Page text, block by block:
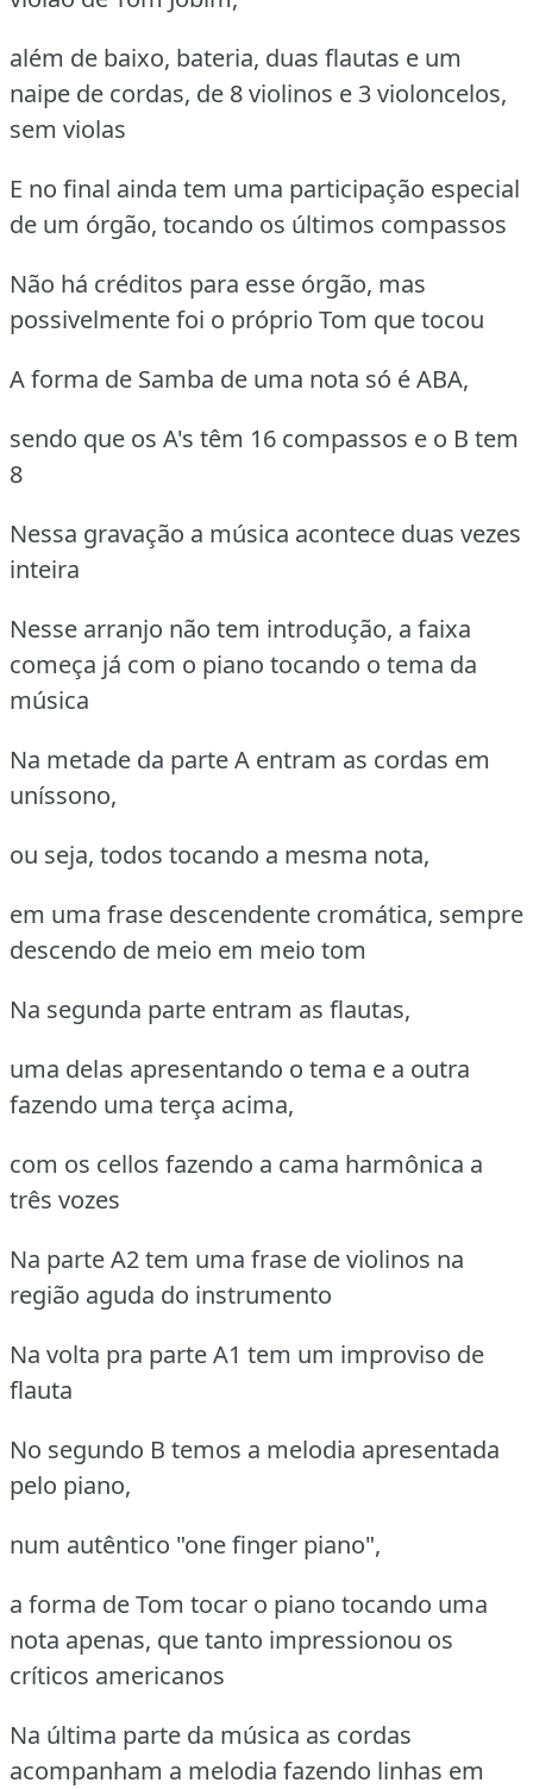
além de baixo, bateria, duas flautas e um
naipe de cordas, de 8 violinos e 3 violoncelos,
sem violas
E no final ainda tem uma participação especial
de um órgão, tocando os últimos compassos
Não há créditos para esse órgão, mas
possivelmente foi o próprio Tom que tocou
A forma de Samba de uma nota só é ABA,
sendo que os A's têm 16 compassos e o B tem
8
Nessa gravação a música acontece duas vezes
inteira
Nesse arranjo não tem introdução, a faixa
começa já com o piano tocando o tema da
música
Na metade da parte A entram as cordas em
uníssono,
ou seja, todos tocando a mesma nota,
em uma frase descendente cromática, sempre
descendo de meio em meio tom
Na segunda parte entram as flautas,
uma delas apresentando o tema e a outra
fazendo uma terça acima,
com os cellos fazendo a cama harmônica a
três vozes
Na parte A2 tem uma frase de violinos na
região aguda do instrumento
Na volta pra parte A1 tem um improviso de
flauta
No segundo B temos a melodia apresentada
pelo piano,
num autêntico "one finger piano",
a forma de Tom tocar o piano tocando uma
nota apenas, que tanto impressionou os
críticos americanos
Na última parte da música as cordas
acompanham a melodia fazendo linhas em